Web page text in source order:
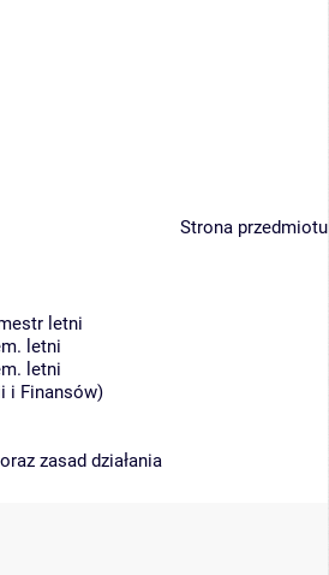
letni
letni
letni
i Finansów)
zasad działania
Strona przedmiotu